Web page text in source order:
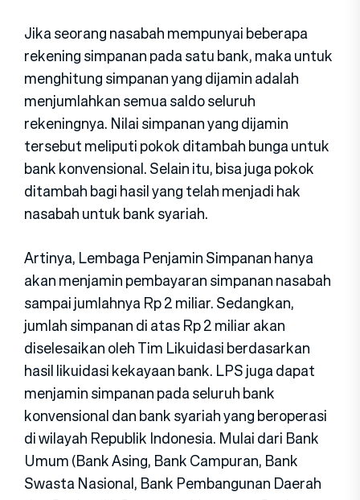
Jika seorang nasabah mempunyai beberapa
rekening simpanan pada satu bank, maka untuk
menghitung simpanan yang dijamin adalah
menjumlahkan semua saldo seluruh
rekeningnya. Nilai simpanan yang dijamin
tersebut meliputi pokok ditambah bunga untuk
bank konvensional. Selain itu, bisa juga pokok
ditambah bagi hasil yang telah menjadi hak
nasabah untuk bank syariah.
Artinya, Lembaga Penjamin Simpanan hanya
akan menjamin pembayaran simpanan nasabah
sampai jumlahnya Rp 2 miliar. Sedangkan,
jumlah simpanan di atas Rp 2 miliar akan
diselesaikan oleh Tim Likuidasi berdasarkan
hasil likuidasi kekayaan bank. LPS juga dapat
menjamin simpanan pada seluruh bank
konvensional dan bank syariah yang beroperasi
di wilayah Republik Indonesia. Mulai dari Bank
Umum (Bank Asing, Bank Campuran, Bank
Swasta Nasional, Bank Pembangunan Daerah